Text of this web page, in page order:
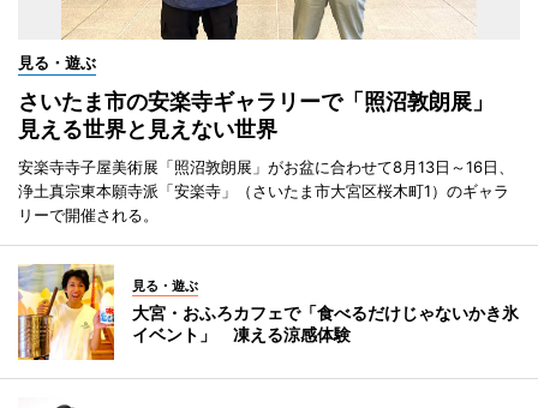
見る・遊ぶ
さいたま市の安楽寺ギャラリーで「照沼敦朗展」
見える世界と見えない世界
安楽寺寺子屋美術展「照沼敦朗展」がお盆に合わせて8月13日～16日、
浄土真宗東本願寺派「安楽寺」（さいたま市大宮区桜木町1）のギャラ
リーで開催される。
見る・遊ぶ
大宮・おふろカフェで「食べるだけじゃないかき氷
イベント」 凍える涼感体験